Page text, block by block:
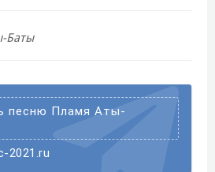
Баты
песню Пламя Аты-
2021.ru